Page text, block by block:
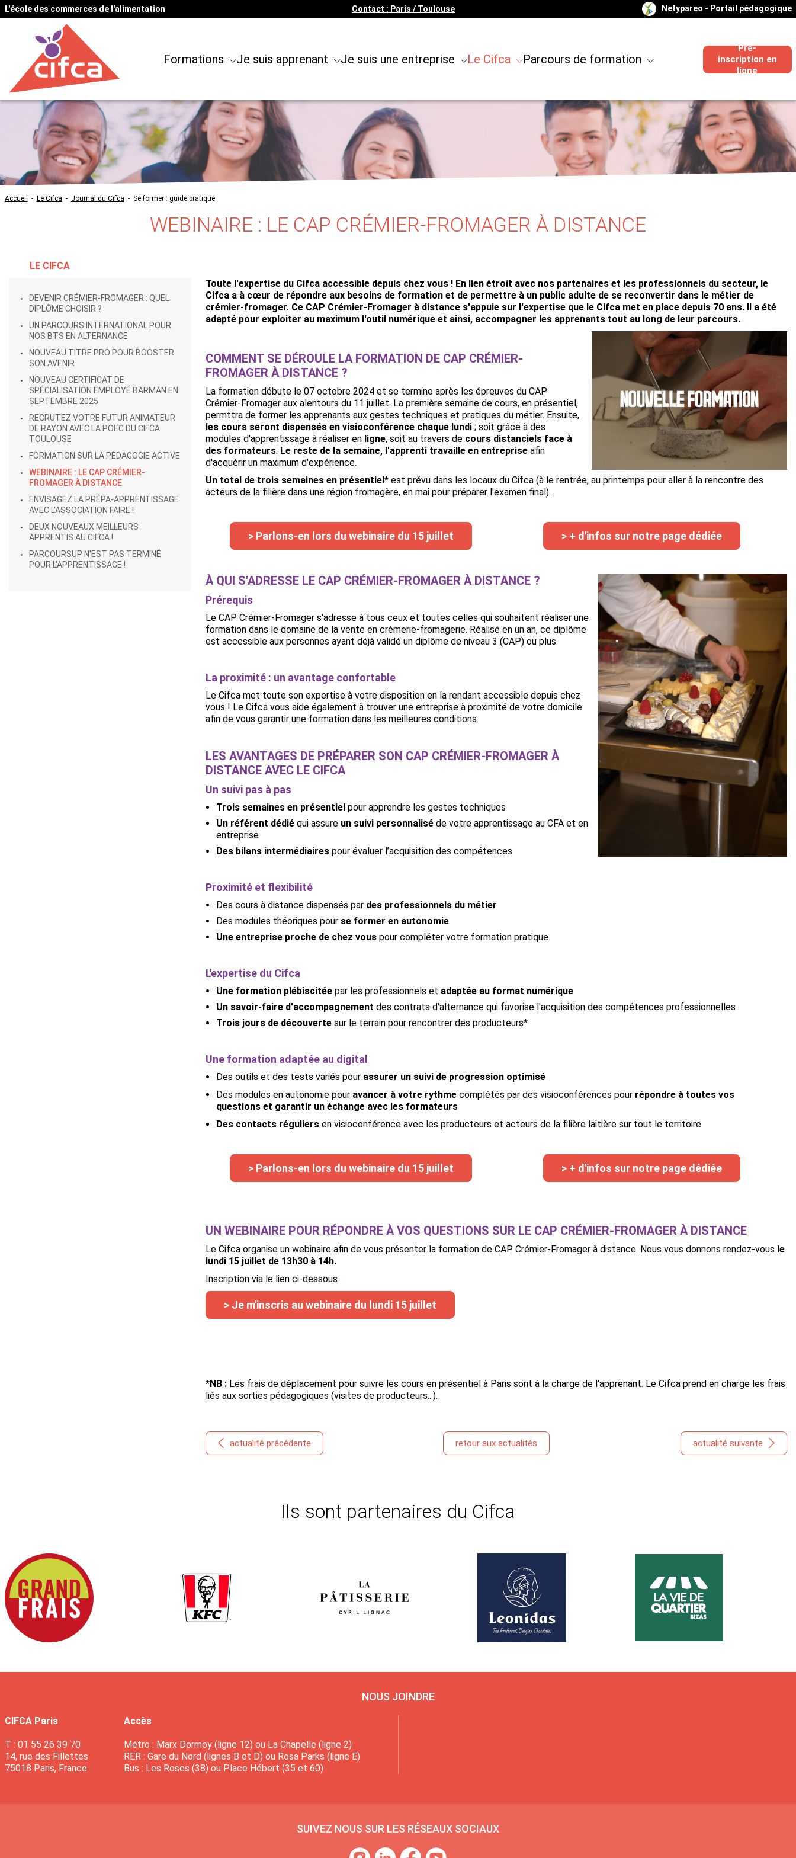
L'école des commerces de l'alimentation Contact : Paris / Toulouse Netypareo - Portail pédagogique
Formations Je suis apprenant Je suis une entreprise Le Cifca Parcours de formation
Pré-
inscription en
ligne
Accueil - Le Cifca - Journal du Cifca - Se former : guide pratique
WEBINAIRE : LE CAP CRÉMIER-FROMAGER À DISTANCE
LE CIFCA
DEVENIR CRÉMIER-FROMAGER : QUEL
DIPLÔME CHOISIR ?
UN PARCOURS INTERNATIONAL POUR
NOS BTS EN ALTERNANCE
NOUVEAU TITRE PRO POUR BOOSTER
SON AVENIR
NOUVEAU CERTIFICAT DE
SPÉCIALISATION EMPLOYÉ BARMAN EN
SEPTEMBRE 2025
RECRUTEZ VOTRE FUTUR ANIMATEUR
DE RAYON AVEC LA POEC DU CIFCA
TOULOUSE
FORMATION SUR LA PÉDAGOGIE ACTIVE
WEBINAIRE : LE CAP CRÉMIER-
FROMAGER À DISTANCE
ENVISAGEZ LA PRÉPA-APPRENTISSAGE
AVEC L'ASSOCIATION FAIRE !
DEUX NOUVEAUX MEILLEURS
APPRENTIS AU CIFCA !
PARCOURSUP N'EST PAS TERMINÉ
POUR L'APPRENTISSAGE !
Toute l'expertise du Cifca accessible depuis chez vous ! En lien étroit avec nos partenaires et les professionnels du secteur, le
Cifca a à cœur de répondre aux besoins de formation et de permettre à un public adulte de se reconvertir dans le métier de
crémier-fromager. Ce CAP Crémier-Fromager à distance s'appuie sur l'expertise que le Cifca met en place depuis 70 ans. Il a été
adapté pour exploiter au maximum l'outil numérique et ainsi, accompagner les apprenants tout au long de leur parcours.
COMMENT SE DÉROULE LA FORMATION DE CAP CRÉMIER-
FROMAGER À DISTANCE ?
La formation débute le 07 octobre 2024 et se termine après les épreuves du CAP
Crémier-Fromager aux alentours du 11 juillet. La première semaine de cours, en présentiel,
permttra de former les apprenants aux gestes techniques et pratiques du métier. Ensuite,
les cours seront dispensés en visioconférence chaque lundi; soit grâce à des
modules d'apprentissage à réaliser en ligne, soit au travers de cours distanciels face à
des formateurs. Le reste de la semaine, l'apprenti travaille en entreprise afin
d'acquérir un maximum d'expérience.
Un total de trois semaines en présentiel* est prévu dans les locaux du Cifca (à le rentrée, au printemps pour aller à la rencontre des
acteurs de la filière dans une région fromagère, en mai pour préparer l'examen final).
> Parlons-en lors du webinaire du 15 juillet > + d'infos sur notre page dédiée
À QUI S'ADRESSE LE CAP CRÉMIER-FROMAGER À DISTANCE ?
Prérequis
Le CAP Crémier-Fromager s'adresse à tous ceux et toutes celles qui souhaitent réaliser une
formation dans le domaine de la vente en crèmerie-fromagerie. Réalisé en un an, ce diplôme
est accessible aux personnes ayant déjà validé un diplôme de niveau 3 (CAP) ou plus.
La proximité : un avantage confortable
Le Cifca met toute son expertise à votre disposition en la rendant accessible depuis chez
vous ! Le Cifca vous aide également à trouver une entreprise à proximité de votre domicile
afin de vous garantir une formation dans les meilleures conditions.
LES AVANTAGES DE PRÉPARER SON CAP CRÉMIER-FROMAGER À
DISTANCE AVEC LE CIFCA
Un suivi pas à pas
Trois semaines en présentielpour apprendre les gestes techniques
Un référent dédié qui assure un suivi personnalisé de votre apprentissage au CFA et en
entreprise
Des bilans intermédiaires pour évaluer l’acquisition des compétences
Proximité et flexibilité
Des cours à distance dispensés par des professionnels du métier
Des modules théoriques pour se former en autonomie
Une entreprise proche de chez vouspour compléter votre formation pratique
L'expertise du Cifca
Une formation plébiscitée par les professionnels et adaptée au format numérique
Un savoir-faire d'accompagnement des contrats d'alternance qui favorise l'acquisition des compétences professionnelles
Trois jours de découvertesur le terrain pour rencontrer des producteurs*
Une formation adaptée au digital
Des outils et des tests variés pour assurer un suivi de progression optimisé
Des modules en autonomiepour avancer à votre rythmecomplétés par des visioconférences pour répondre à toutes vos
questions et garantir un échange avec les formateurs
Des contacts réguliersen visioconférence avec les producteurs et acteurs de la filière laitière sur tout le territoire
> Parlons-en lors du webinaire du 15 juillet > + d'infos sur notre page dédiée
UN WEBINAIRE POUR RÉPONDRE À VOS QUESTIONS SUR LE CAP CRÉMIER-FROMAGER À DISTANCE
Le Cifca organise un webinaire afin de vous présenter la formation de CAP Crémier-Fromager à distance. Nous vous donnons rendez-vous le
lundi 15 juillet de 13h30 à 14h.
Inscription via le lien ci-dessous :
> Je m'inscris au webinaire du lundi 15 juillet
*NB : Les frais de déplacement pour suivre les cours en présentiel à Paris sont à la charge de l'apprenant. Le Cifca prend en charge les frais
liés aux sorties pédagogiques (visites de producteurs...).
actualité précédente retour aux actualités actualité suivante
Ils sont partenaires du Cifca
NOUS JOINDRE
CIFCA Paris
T : 01 55 26 39 70
14, rue des Fillettes
75018 Paris, France
Accès
Métro : Marx Dormoy (ligne 12) ou La Chapelle (ligne 2)
RER : Gare du Nord (lignes B et D) ou Rosa Parks (ligne E)
Bus : Les Roses (38) ou Place Hébert (35 et 60)
SUIVEZ NOUS SUR LES RÉSEAUX SOCIAUX